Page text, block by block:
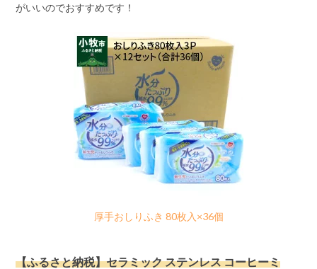
がいいのでおすすめです！
厚手おしりふき 80枚入×36個
【ふるさと納税】セラミック ステンレス コーヒーミ